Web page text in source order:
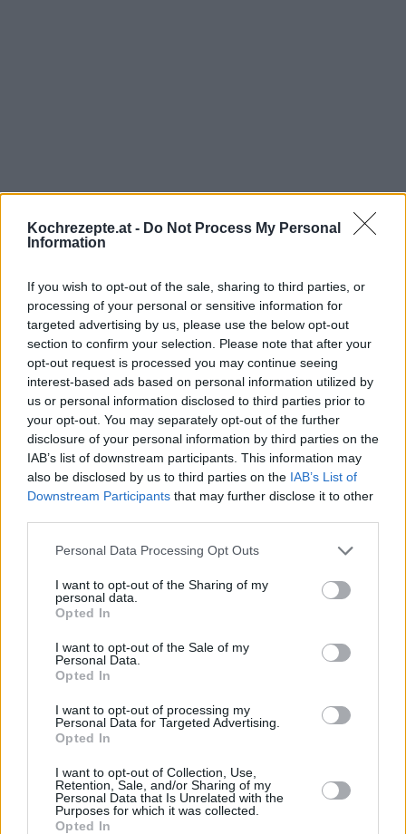
Kochrezepte.at - Do Not Process My Personal
Information
If you wish to opt-out of the sale, sharing to third parties, or
processing of your personal or sensitive information for
targeted advertising by us, please use the below opt-out
section to confirm your selection. Please note that after your
opt-out request is processed you may continue seeing
interest-based ads based on personal information utilized by
us or personal information disclosed to third parties prior to
your opt-out. You may separately opt-out of the further
disclosure of your personal information by third parties on the
IAB’s list of downstream participants. This information may
also be disclosed by us to third parties on the IAB’s List of
Downstream Participants that may further disclose it to other
Personal Data Processing Opt Outs
I want to opt-out of the Sharing of my
personal data.
Opted In
I want to opt-out of the Sale of my
Personal Data.
Opted In
I want to opt-out of processing my
Personal Data for Targeted Advertising.
Opted In
I want to opt-out of Collection, Use,
Retention, Sale, and/or Sharing of my
Personal Data that Is Unrelated with the
Purposes for which it was collected.
Opted In
Birnen Rezepte/ Blätterteig Rezepte/ Dessert Rezepte/ Herbst
Rezepte
Mehlspeisen Rezepte Nuss Rezepte
Obst Rezepte
Schokolade Rezepte/ Süßspeisen Rezepte/ Vegetarische
Rezepte/ Nachspeisen Rezepte
Top
Ähnliche Rezepte
Streuselkugeln
Leicht
Leicht
Kinder Country-Dessert
Leicht
Eclair-Dessert
Leicht